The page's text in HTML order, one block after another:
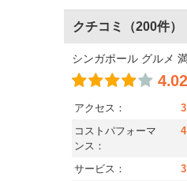
クチコミ （200件）
シンガポール グルメ
4.02
アクセス：
コストパフォーマ
ンス：
サービス：